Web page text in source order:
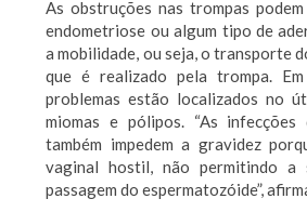
As obstruções nas trompas
endometriose ou algum tipo de
a mobilidade, ou seja, o transporte
que é realizado pela trompa.
problemas estão localizados no
miomas e pólipos. “As
também impedem a gravidez
vaginal hostil, não permitindo a
passagem do espermatozóide”,